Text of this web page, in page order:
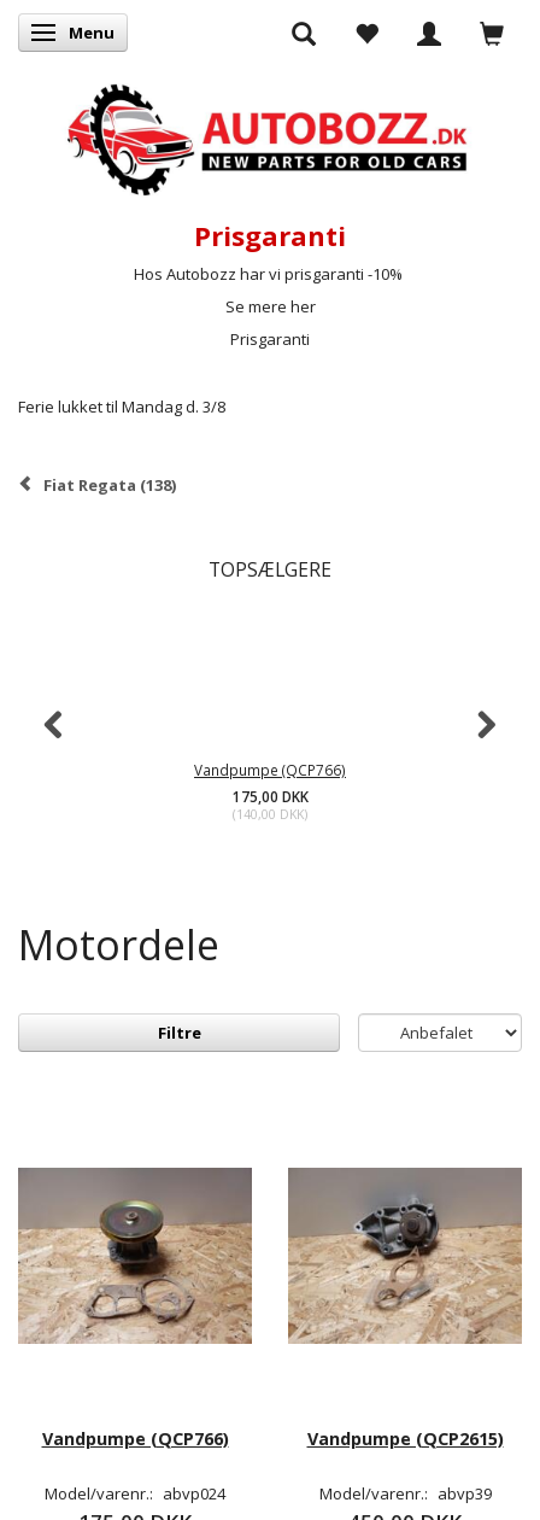
Skifte navigation
Menu
Prisgaranti
Hos Autobozz har vi prisgaranti -10%
Se mere her
Prisgaranti
Ferie lukket til Mandag d. 3/8
Fiat Regata (138)
TOPSÆLGERE
Vandpumpe (QCP766)
175,00 DKK
(140,00 DKK)
Motordele
Filtre
Vandpumpe (QCP766)
Model/varenr.: abvp024
Vandpumpe (QCP2615)
Model/varenr.: abvp39